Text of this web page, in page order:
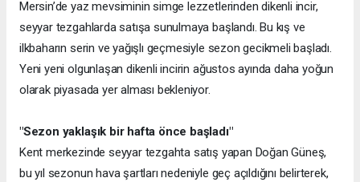
Mersin’de yaz mevsiminin simge lezzetlerinden dikenli incir,
seyyar tezgahlarda satışa sunulmaya başlandı. Bu kış ve
ilkbaharın serin ve yağışlı geçmesiyle sezon gecikmeli başladı.
Yeni yeni olgunlaşan dikenli incirin ağustos ayında daha yoğun
olarak piyasada yer alması bekleniyor.
"Sezon yaklaşık bir hafta önce başladı"
Kent merkezinde seyyar tezgahta satış yapan Doğan Güneş,
bu yıl sezonun hava şartları nedeniyle geç açıldığını belirterek,